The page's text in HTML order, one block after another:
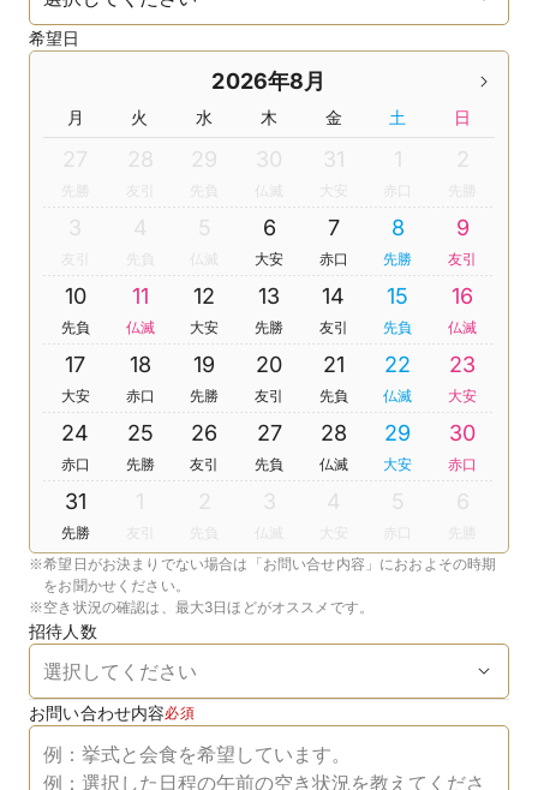
希望日
2026年8月
月 火 水 木 金 土 日
27 28
友引
29
先負
30
仏滅
31
大安
1 2
3
友引
4
先負
5
仏滅
6
大安
7
赤口
8
先勝
9
友引
10
先負
11
仏滅
12
大安
13
先勝
14
友引
15
先負
16
仏滅
17
大安
18
赤口
19
先勝
20
友引
21
先負
22
仏滅
23
大安
24
赤口
25
先勝
26
友引
27
先負
28
仏滅
29
大安
30
赤口
31
先勝
1
友引
2
先負
3
仏滅
4
大安
5 6
※希望日がお決まりでない場合は「お問い合せ内容」におおよその時期
をお聞かせください。
※空き状況の確認は、最大3日ほどがオススメです。
招待人数
お問い合わせ内容必須